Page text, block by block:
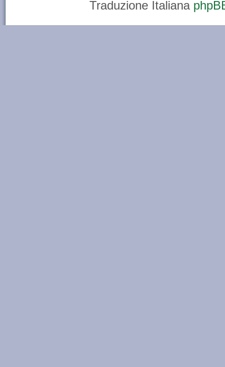
Traduzione Italiana